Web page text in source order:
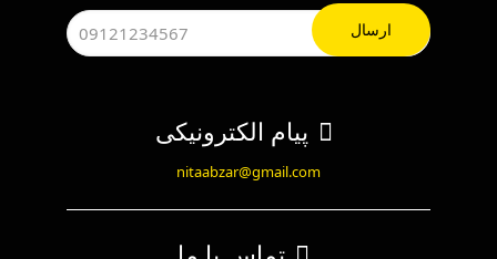
پیام الکترونیکی
nitaabzar@gmail.com